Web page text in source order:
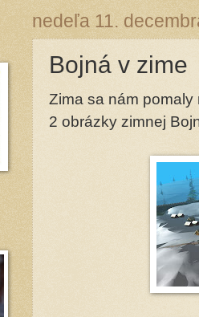
nedeľa 11.
Bojná v zime
Zima sa nám
2 obrázky zimnej